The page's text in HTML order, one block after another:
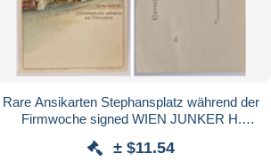
Rare Ansikarten Stephansplatz während der
Firmwoche signed WIEN JUNKER H.
OESTERREICH
± $11.54